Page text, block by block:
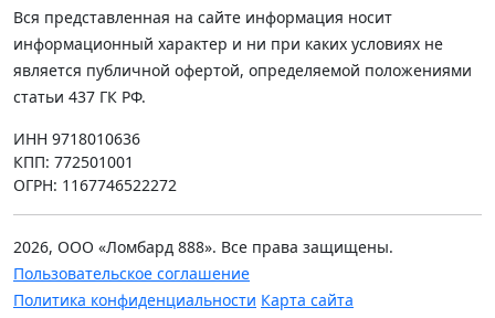
Вся представленная на сайте информация носит
информационный характер и ни при каких условиях не
является публичной офертой, определяемой положениями
статьи 437 ГК РФ.
ИНН 9718010636
КПП: 772501001
ОГРН: 1167746522272
2026, ООО «Ломбард 888». Все права защищены.
Пользовательское соглашение
Политика конфиденциальности Карта сайта